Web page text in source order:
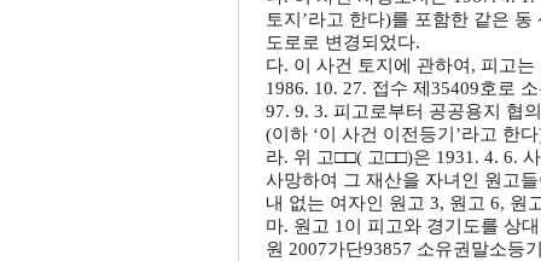
토지’라고 한다)를 포함한 같은
도로로 변경되었다.
다. 이 사건 토지에 관하여, 피고
1986. 10. 27. 접수 제35409호로
97. 9. 3. 피고로부터 공공용지 협
(이하 ‘이 사건 이전등기’라고 한
라. 위 고□□( 고□□)은 1931. 4. 6.
사망하여 그 재산을 자녀인 원고
내 없는 여자인 원고 3, 원고 6, 원
마. 원고 1이 피고와 경기도를 상
원 2007가단93857 소유권말소등